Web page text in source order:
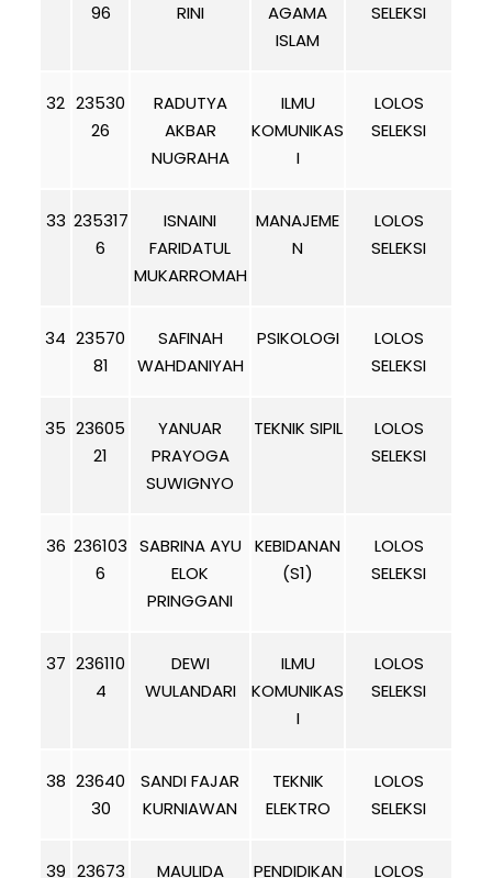
96
RINI
AGAMA
ISLAM
SELEKSI
32 23530
26
RADUTYA
AKBAR
NUGRAHA
ILMU
KOMUNIKAS
I
LOLOS
SELEKSI
33 235317
6
ISNAINI
FARIDATUL
MUKARROMAH
MANAJEME
N
LOLOS
SELEKSI
34 23570
81
SAFINAH
WAHDANIYAH
PSIKOLOGI
LOLOS
SELEKSI
35 23605
21
YANUAR
PRAYOGA
SUWIGNYO
TEKNIK SIPIL
LOLOS
SELEKSI
36 236103
6
SABRINA AYU
ELOK
PRINGGANI
KEBIDANAN
(S1)
LOLOS
SELEKSI
37 236110
4
DEWI
WULANDARI
ILMU
KOMUNIKAS
I
LOLOS
SELEKSI
38 23640
30
SANDI FAJAR
KURNIAWAN
TEKNIK
ELEKTRO
LOLOS
SELEKSI
39 23673
MAULIDA
PENDIDIKAN
LOLOS